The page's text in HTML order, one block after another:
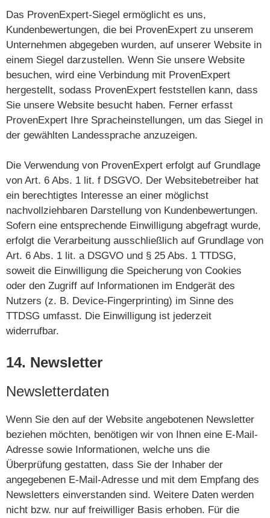
Das ProvenExpert-Siegel ermöglicht es uns,
Kundenbewertungen, die bei ProvenExpert zu unserem
Unternehmen abgegeben wurden, auf unserer Website in
einem Siegel darzustellen. Wenn Sie unsere Website
besuchen, wird eine Verbindung mit ProvenExpert
hergestellt, sodass ProvenExpert feststellen kann, dass
Sie unsere Website besucht haben. Ferner erfasst
ProvenExpert Ihre Spracheinstellungen, um das Siegel in
der gewählten Landessprache anzuzeigen.
Die Verwendung von ProvenExpert erfolgt auf Grundlage
von Art. 6 Abs. 1 lit. f DSGVO. Der Websitebetreiber hat
ein berechtigtes Interesse an einer möglichst
nachvollziehbaren Darstellung von Kundenbewertungen.
Sofern eine entsprechende Einwilligung abgefragt wurde,
erfolgt die Verarbeitung ausschließlich auf Grundlage von
Art. 6 Abs. 1 lit. a DSGVO und § 25 Abs. 1 TTDSG,
soweit die Einwilligung die Speicherung von Cookies
oder den Zugriff auf Informationen im Endgerät des
Nutzers (z. B. Device-Fingerprinting) im Sinne des
TTDSG umfasst. Die Einwilligung ist jederzeit
widerrufbar.
14. Newsletter
Newsletter­daten
Wenn Sie den auf der Website angebotenen Newsletter
beziehen möchten, benötigen wir von Ihnen eine E-Mail-
Adresse sowie Informationen, welche uns die
Überprüfung gestatten, dass Sie der Inhaber der
angegebenen E-Mail-Adresse und mit dem Empfang des
Newsletters einverstanden sind. Weitere Daten werden
nicht bzw. nur auf freiwilliger Basis erhoben. Für die